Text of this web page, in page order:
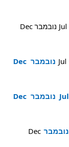
Jul נובמבר Dec
Jul נובמבר Dec
Jul נובמבר Dec
נובמבר Dec